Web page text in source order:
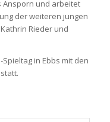
Ansporn und arbeitet
der weiteren jungen
Rieder und
in Ebbs mit den